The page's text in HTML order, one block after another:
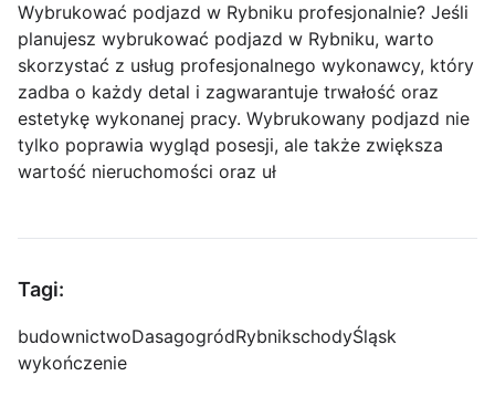
Wybrukować podjazd w Rybniku profesjonalnie? Jeśli
planujesz wybrukować podjazd w Rybniku, warto
skorzystać z usług profesjonalnego wykonawcy, który
zadba o każdy detal i zagwarantuje trwałość oraz
estetykę wykonanej pracy. Wybrukowany podjazd nie
tylko poprawia wygląd posesji, ale także zwiększa
wartość nieruchomości oraz uł
Tagi:
budownictwoDasagogródRybnikschodyŚląsk
wykończenie